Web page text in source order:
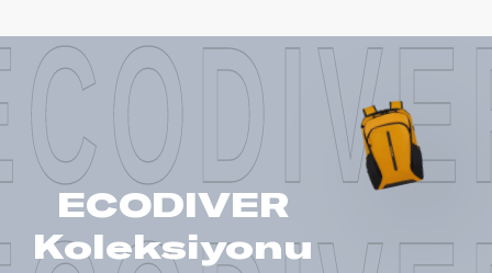
ECODIVER
Koleksiyonu